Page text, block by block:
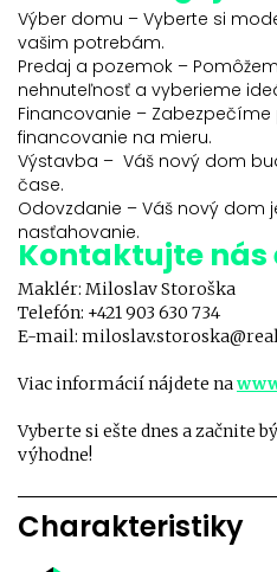
Výber domu – Vyberte si
vašim potrebám.
Predaj a pozemok –
nehnuteľnosť a vyberieme
Financovanie –
financovanie na mieru.
Výstavba – Váš nový dom
čase.
Odovzdanie – Váš nový dom
nasťahovanie.
Kontaktujte nás
Maklér: Miloslav Storoška
Telefón: +421 903 630 734
E-mail:
Viac informácií nájdete na
Vyberte si ešte dnes a začnite
výhodne!
Charakteristiky